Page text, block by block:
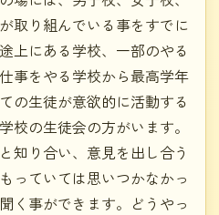
取り組んでいる事をすでに
上にある学校、一部のやる
事をやる学校から最高学年
の生徒が意欲的に活動する
校の生徒会の方がいます。
知り合い、意見を出し合う
っていては思いつかなかっ
く事ができます。どうやっ